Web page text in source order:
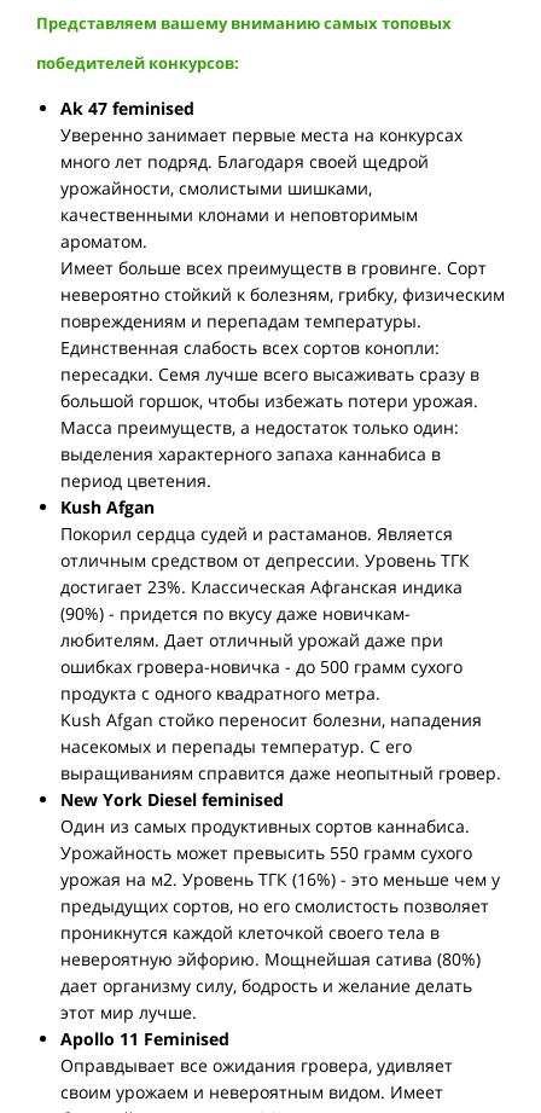
Представляем вашему вниманию самых топовых
победителей конкурсов:
Ak 47 feminised
Уверенно занимает первые места на конкурсах
много лет подряд. Благодаря своей щедрой
урожайности, смолистыми шишками,
качественными клонами и неповторимым
ароматом.
Имеет больше всех преимуществ в гровинге. Сорт
невероятно стойкий к болезням, грибку, физическим
повреждениям и перепадам температуры.
Единственная слабость всех сортов конопли:
пересадки. Семя лучше всего высаживать сразу в
большой горшок, чтобы избежать потери урожая.
Масса преимуществ, а недостаток только один:
выделения характерного запаха каннабиса в
период цветения.
Kush Afgan
Покорил сердца судей и растаманов. Является
отличным средством от депрессии. Уровень ТГК
достигает 23%. Классическая Афганская индика
(90%) - придется по вкусу даже новичкам-
любителям. Дает отличный урожай даже при
ошибках гровера-новичка - до 500 грамм сухого
продукта с одного квадратного метра.
Kush Afgan стойко переносит болезни, нападения
насекомых и перепады температур. С его
выращиваниям справится даже неопытный гровер.
New York Diesel feminised
Один из самых продуктивных сортов каннабиса.
Урожайность может превысить 550 грамм сухого
урожая на м2. Уровень ТГК (16%) - это меньше чем у
предыдущих сортов, но его смолистость позволяет
проникнутся каждой клеточкой своего тела в
невероятную эйфорию. Мощнейшая сатива (80%)
дает организму силу, бодрость и желание делать
этот мир лучше.
Apollo 11 Feminised
Оправдывает все ожидания гровера, удивляет
своим урожаем и невероятным видом. Имеет